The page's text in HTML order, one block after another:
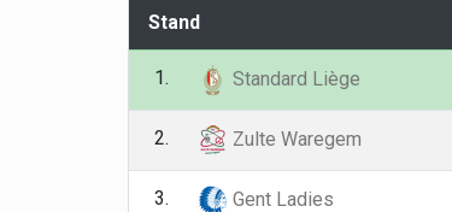
Stand
1. Standard Liège
2. Zulte Waregem
3. Gent Ladies